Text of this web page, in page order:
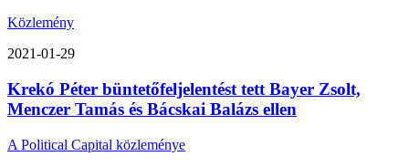
Közlemény
2021-01-29
Krekó Péter büntetőfeljelentést tett Bayer Zsolt,
Menczer Tamás és Bácskai Balázs ellen
A Political Capital közleménye